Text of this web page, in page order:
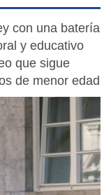
con una batería
y educativo
que sigue
de menor edad